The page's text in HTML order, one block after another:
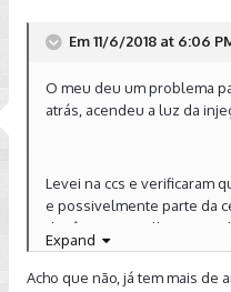
Em 11/6/2018 at 6:06
O meu deu um problema
atrás, acendeu a luz da
Levei na ccs e verificaram
e possivelmente parte da
da câmara. Detalhe que eu
última revisão que eu
acontecido. Trocaram por
Expand
Acho que não, já tem mais de